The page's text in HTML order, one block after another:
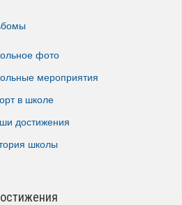
фото
мероприятия
в школе
достижения
школы